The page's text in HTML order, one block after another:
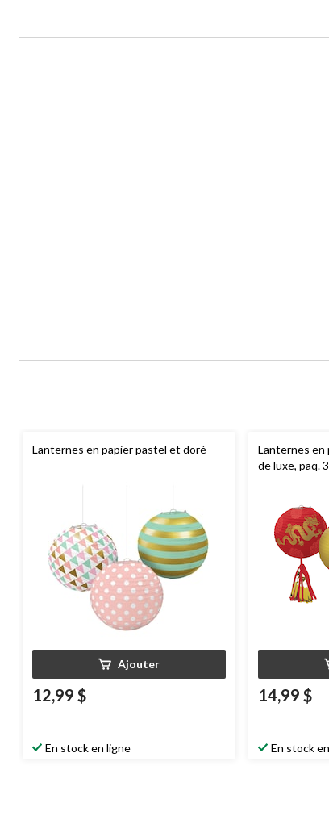
Lanternes en papier pastel et doré
Ajouter
12,99 $
En stock en ligne
Lanternes en
de luxe, paq. 3
14,99 $
En stock